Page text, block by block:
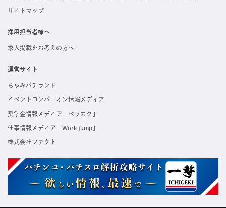
サイトマップ
採用担当者様へ
求人掲載をお考えの方へ
運営サイト
ちゃみパチランド
イベントコンパニオン情報メディア
奨学金情報メディア「ベッカク」
仕事情報メディア「Work jump」
株式会社ファクト